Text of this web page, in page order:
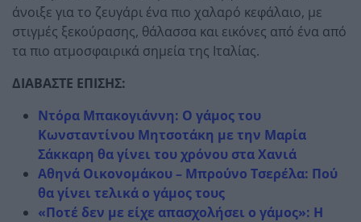
άνοιξε για το ζευγάρι ένα πιο χαλαρό κεφάλαιο, με
στιγμές ξεκούρασης, θάλασσα και εικόνες από ένα από
τα πιο ατμοσφαιρικά σημεία της Ιταλίας.
ΔΙΑΒΑΣΤΕ ΕΠΙΣΗΣ:
Ντόρα Μπακογιάννη: Ο γάμος του
Κωνσταντίνου Μητσοτάκη με την Μαρία
Σάκκαρη θα γίνει του χρόνου στα Χανιά
Αθηνά Οικονομάκου – Μπρούνο Τσερέλα: Πού
θα γίνει τελικά ο γάμος τους
«Ποτέ δεν με είχε απασχολήσει ο γάμος»: Η